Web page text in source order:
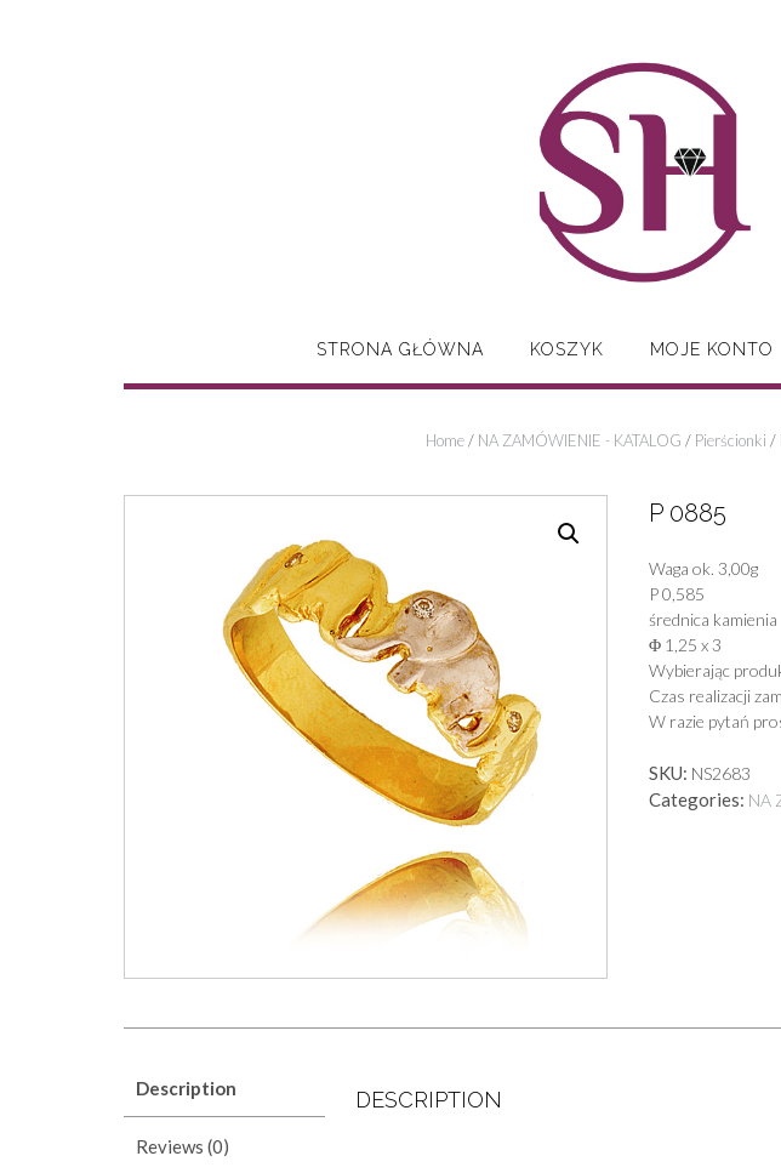
STRONA GŁÓWNA KOSZYK MOJE KONTO
Home/ NA ZAMÓWIENIE - KATALOG / Pierścionki /
P 0885
Waga ok. 3,00g
P 0,585
średnica kamienia
Φ 1,25 x 3
Wybierając
Czas realizacji
W razie pytań
SKU: NS2683
Categories: NA
Description
Reviews (0)
DESCRIPTION